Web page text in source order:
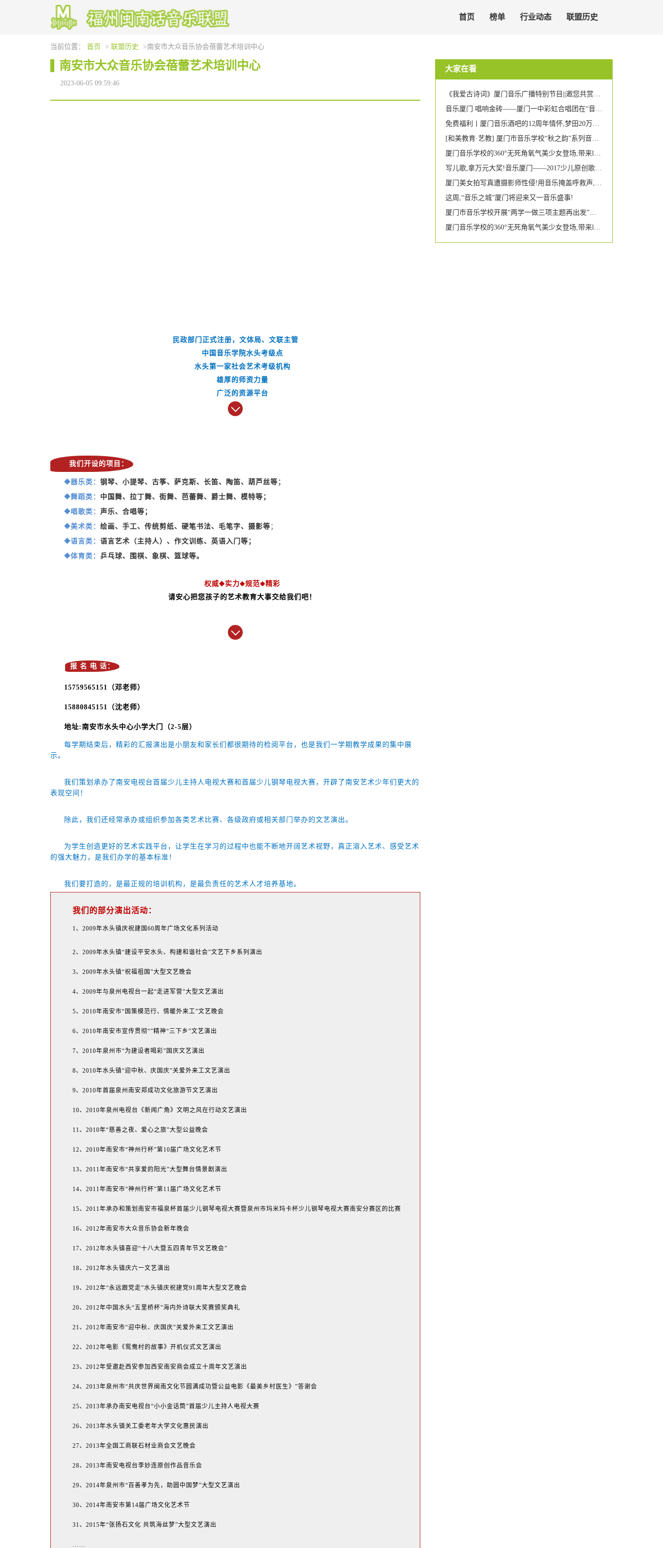
首页 榜单 行业动态 联盟历史
当前位置： 首页 > 联盟历史 >南安市大众音乐协会蓓蕾艺术培训中心
南安市大众音乐协会蓓蕾艺术培训中心
2023-06-05 09:59:46
民政部门正式注册，文体局、文联主管
中国音乐学院水头考级点
水头第一家社会艺术考级机构
雄厚的师资力量
广泛的资源平台
我们开设的项目：
◆器乐类： 钢琴、小提琴、古筝、萨克斯、长笛、陶笛、葫芦丝等 ；
◆舞蹈类： 中国舞、拉丁舞、街舞、芭蕾舞、爵士舞、模特等；
◆唱歌类： 声乐、合唱等；
◆美术类： 绘画、手工、传统剪纸、硬笔书法、毛笔字、摄影等 ；
◆语言类： 语言艺术（主持人）、作文训练、英语入门等；
◆体育类： 乒乓球、围棋、象棋、篮球等。
权威◆实力◆规范◆精彩
请安心把您孩子的艺术教育大事交给我们吧！
报 名 电 话：
15759565151（邓老师）
15880845151（沈老师）
地址:南安市水头中心小学大门（2-5层）
每学期结束后，精彩的汇报演出是小朋友和家长们都很期待的检阅平台，也是我们一学期教学成果的集中展
示。
我们策划承办了南安电视台首届少儿主持人电视大赛和首届少儿钢琴电视大赛，开辟了南安艺术少年们更大的
表现空间！
除此，我们还经常承办或组织参加各类艺术比赛、各级政府或相关部门举办的文艺演出。
为学生创造更好的艺术实践平台，让学生在学习的过程中也能不断地开阔艺术视野，真正溶入艺术、感受艺术
的强大魅力，是我们办学的基本标准！
我们要打造的，是最正规的培训机构，是最负责任的艺术人才培养基地。
我们的部分演出活动：
1、2009年水头镇庆祝建国60周年广场文化系列活动
2、2009年水头镇“建设平安水头、构建和谐社会”文艺下乡系列演出
3、2009年水头镇“祝福祖国”大型文艺晚会
4、2009年与泉州电视台一起“走进军营”大型文艺演出
5、2010年南安市“国策模范行、情暖外来工”文艺晚会
6、2010年南安市宣传贯彻“”精神“三下乡”文艺演出
7、2010年泉州市“为建设者喝彩”国庆文艺演出
8、2010年水头镇“迎中秋、庆国庆”关爱外来工文艺演出
9、2010年首届泉州南安郑成功文化旅游节文艺演出
10、2010年泉州电视台《新闻广角》文明之风在行动文艺演出
11、2010年“慈善之夜、爱心之旅”大型公益晚会
12、2010年南安市“神州行杯”第10届广场文化艺术节
13、2011年南安市“共享爱的阳光”大型舞台情景剧演出
14、2011年南安市“神州行杯”第11届广场文化艺术节
15、2011年承办和策划南安市福泉杯首届少儿钢琴电视大赛暨泉州市玛米玛卡杯少儿钢琴电视大赛南安分赛区的比赛
16、2012年南安市大众音乐协会新年晚会
17、2012年水头镇喜迎“十八大暨五四青年节文艺晚会”
18、2012年水头镇庆六一文艺演出
19、2012年“永远跟党走”水头镇庆祝建党91周年大型文艺晚会
20、2012年中国水头“五里桥杯”海内外诗联大奖赛颁奖典礼
21、2012年南安市“迎中秋、庆国庆”关爱外来工文艺演出
22、2012年电影《鸳鸯村的故事》开机仪式文艺演出
23、2012年受邀赴西安参加西安南安商会成立十周年文艺演出
24、2013年泉州市“共庆世界闽南文化节圆满成功暨公益电影《最美乡村医生》”答谢会
25、2013年承办南安电视台“小小金话筒”首届少儿主持人电视大赛
26、2013年水头镇关工委老年大学文化惠民演出
27、2013年全国工商联石材业商会文艺晚会
28、2013年南安电视台李妙连原创作品音乐会
29、2014年泉州市“百善孝为先，助圆中国梦”大型文艺演出
30、2014年南安市第14届广场文化艺术节
31、2015年“张扬石文化 共筑海丝梦”大型文艺演出
……
大家在看
《我爱古诗词》厦门音乐广播特别节目||邀您共赏林逋《猫儿》
音乐厦门 唱响金砖——厦门一中彩虹合唱团在“音乐厦门”演唱会上再现天籁之音
免费福利丨厦门音乐酒吧的12周年情怀,梦田20万大礼来啦!
[和美教育·艺教] 厦门市音乐学校“秋之韵”系列音乐会之二 : 怀揣梦想,扬帆启航--中专一年级音乐会
厦门音乐学校的360°无死角氧气美少女登场,带来lol皮肤你要不要?
写儿歌,拿万元大奖!音乐厦门——2017少儿原创歌曲征集活动正式启动
厦门美女拍写真遭摄影师性侵!用音乐掩盖呼救声,全程被监控拍下...
这周,“音乐之城”厦门将迎来又一音乐盛事!
厦门市音乐学校开展“两学一做三项主题再出发”活动(家访篇) | 让爱走进千家万户
厦门音乐学校的360°无死角氧气美少女登场,带来lol皮肤你要不要?